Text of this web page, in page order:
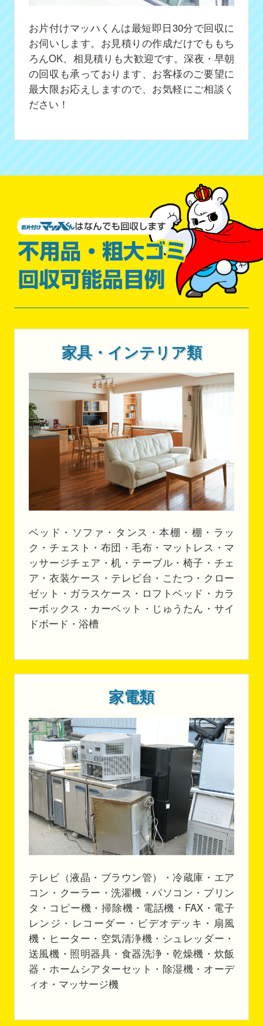
お片付けマッハくんは最短即日30分で回収に
お伺いします。お見積りの作成だけでももち
ろんOK、相見積りも大歓迎です。深夜・早朝
の回収も承っております、お客様のご要望に
最大限お応えしますので、お気軽にご相談く
ださい！
家具・インテリア類
ベッド・ソファ・タンス・本棚・棚・ラッ
ク・チェスト・布団・毛布・マットレス・マ
ッサージチェア・机・テーブル・椅子・チェ
ア・衣装ケース・テレビ台・こたつ・クロー
ゼット・ガラスケース・ロフトベッド・カラ
ーボックス・カーペット・じゅうたん・サイ
ドボード・浴槽
家電類
テレビ（液晶・ブラウン管）・冷蔵庫・エア
コン・クーラー・洗濯機・パソコン・プリン
タ・コピー機・掃除機・電話機・FAX・電子
レンジ・レコーダー・ビデオデッキ・扇風
機・ヒーター・空気清浄機・シュレッダー・
送風機・照明器具・食器洗浄・乾燥機・炊飯
器・ホームシアターセット・除湿機・オーデ
ィオ・マッサージ機